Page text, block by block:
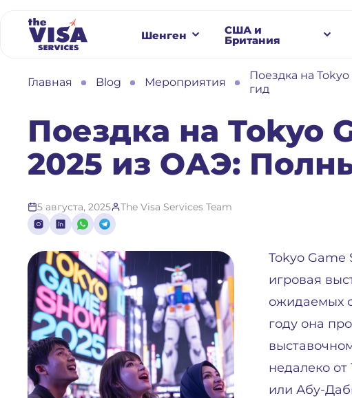
Шенген США и
Британия
Главная Blog Мероприятия
Поездка на
гид
Поездка на Tokyo
2025 из ОАЭ:
5 августа, 2025 The Visa Services Team
Tokyo Game
игровая
ожидаемых
году она
недалеко
или Абу-